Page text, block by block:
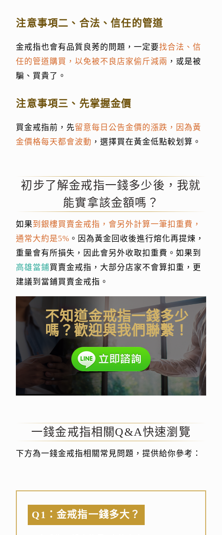
注意事項二、合法、信任的管道
金戒指也會有品質良莠的問題，一定要找合法、信
任的管道購買，以免被不良店家偷斤減兩 ，或是被
騙、買貴了。
注意事項三、先掌握金價
買金戒指前，先留意每日公告金價的漲跌，因為黃
金價格每天都會波動 ，選擇買在黃金低點較划算。
初步了解金戒指一錢多少後，我就
能實拿該金額嗎？
如果到銀樓買賣金戒指，會另外計算一筆扣重費，
通常大約是5% 。因為黃金回收後進行熔化再提煉，
重量會有所損失，因此會另外收取扣重費。如果到
高雄當鋪買賣金戒指，大部分店家不會算扣重，更
建議到當鋪買賣金戒指。
不知道金戒指一錢多少
嗎？歡迎與我們聯繫！
一錢金戒指相關Q&A快速瀏覽
下方為一錢金戒指相關常見問題，提供給你參考：
Q1：金戒指一錢多大？